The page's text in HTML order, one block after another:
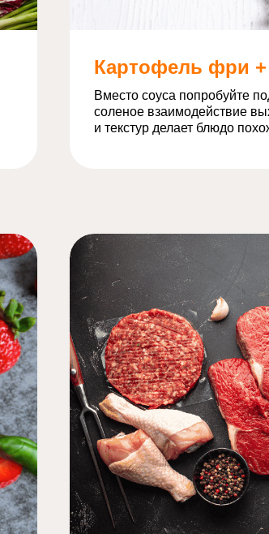
Картофель фри
Вместо соуса попробуйте
соленое взаимодействие
и текстур делает блюдо